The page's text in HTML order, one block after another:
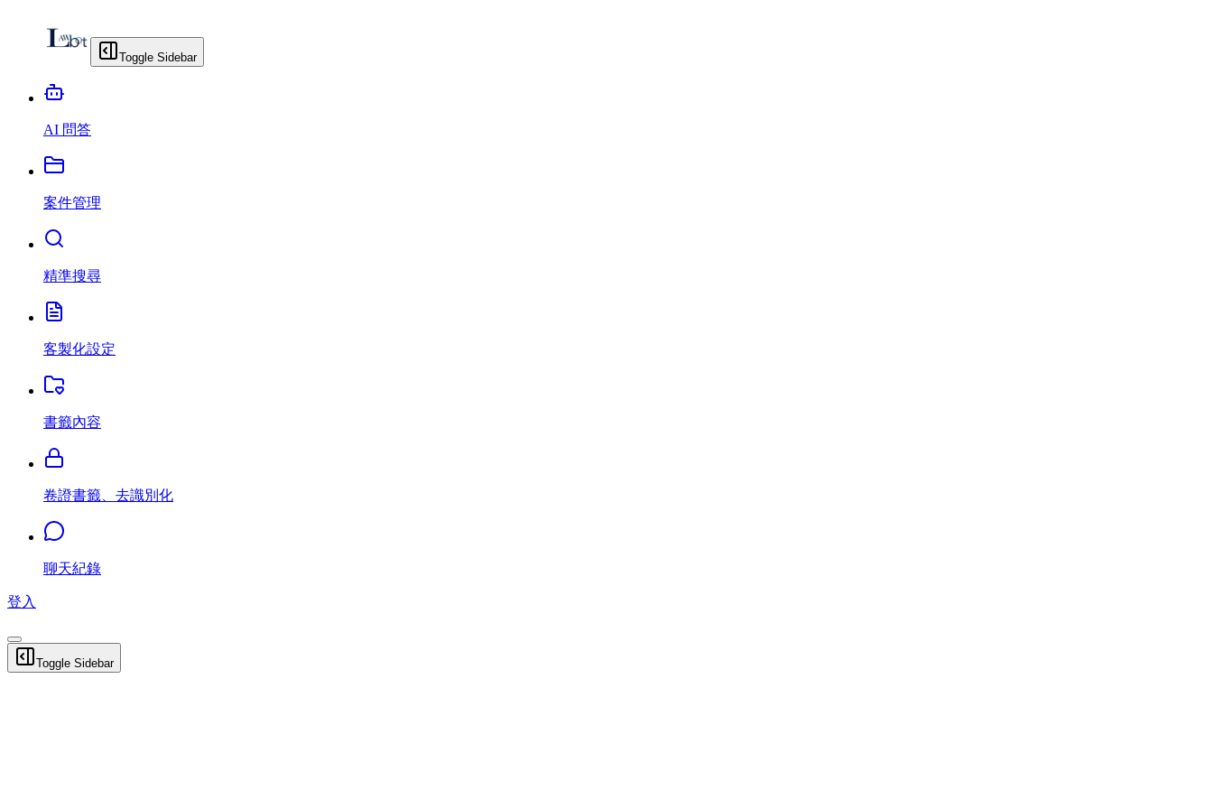
Toggle Sidebar
AI 問答
案件管理
精準搜尋
客製化設定
書籤內容
卷證書籤、去識別化
聊天紀錄
登入
Toggle Sidebar